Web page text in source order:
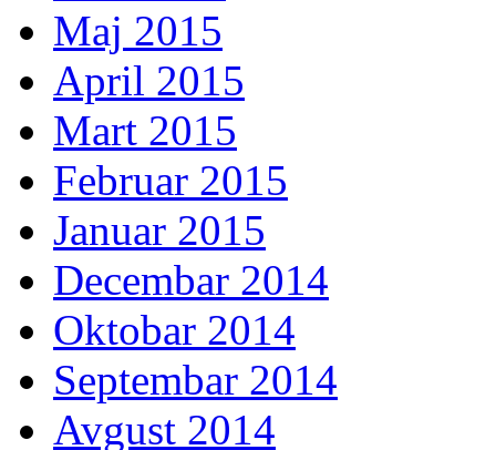
Maj 2015
April 2015
Mart 2015
Februar 2015
Januar 2015
Decembar 2014
Oktobar 2014
Septembar 2014
Avgust 2014